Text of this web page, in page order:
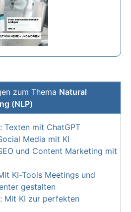
zum Thema Natural
(NLP)
Texten mit ChatGPT
Media mit KI
und Content Marketing mit
KI-Tools Meetings und
gestalten
Mit KI zur perfekten